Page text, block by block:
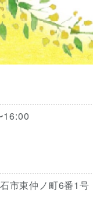
16:00
市東仲ノ町6番